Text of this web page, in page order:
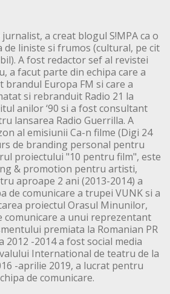
jurnalist, a creat blogul S!MPA ca o
de liniste si frumos (cultural, pe cit
A fost redactor sef al revistei
a facut parte din echipa care a
brandul Europa FM si care a
si rebranduit Radio 21 la
anilor ‘90 si a fost consultant
lansarea Radio Guerrilla. A
al emisiunii Ca-n filme (Digi 24
de branding personal pentru
proiectului "10 pentru film", este
& promotion pentru artisti,
aproape 2 ani (2013-2014) a
de comunicare a trupei VUNK si a
proiectul Orasul Minunilor,
comunicare a unui reprezentant
premiata la Romanian PR
2012 -2014 a fost social media
International de teatru de la
-aprilie 2019, a lucrat pentru
de comunicare.